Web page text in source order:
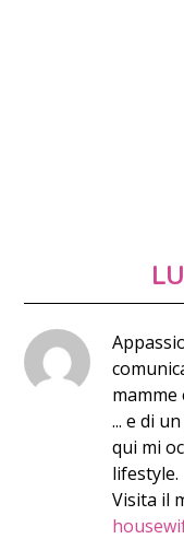
... e di
qui mi
lifestyle.
Visita il